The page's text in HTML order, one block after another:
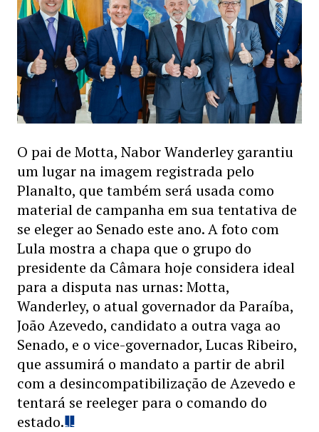
O pai de Motta, Nabor Wanderley garantiu
um lugar na imagem registrada pelo
Planalto, que também será usada como
material de campanha em sua tentativa de
se eleger ao Senado este ano. A foto com
Lula mostra a chapa que o grupo do
presidente da Câmara hoje considera ideal
para a disputa nas urnas: Motta,
Wanderley, o atual governador da Paraíba,
João Azevedo, candidato a outra vaga ao
Senado, e o vice-governador, Lucas Ribeiro,
que assumirá o mandato a partir de abril
com a desincompatibilização de Azevedo e
tentará se reeleger para o comando do
estado.